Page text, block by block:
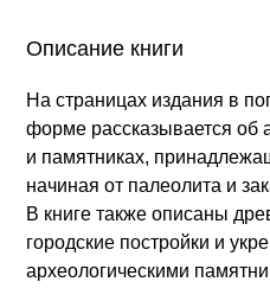
Описание книги
На страницах издания в
форме рассказывается об
и памятниках,
начиная от палеолита и
В книге также описаны
городские постройки и
археологическими